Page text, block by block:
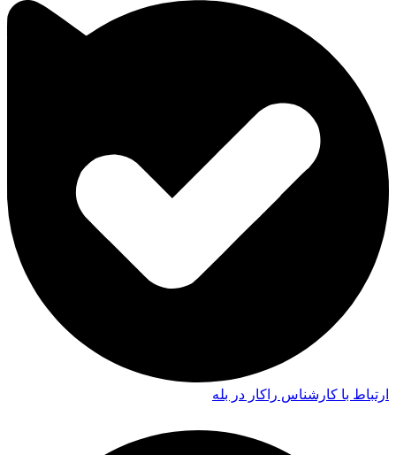
ارتباط با کارشناس راکار در بله